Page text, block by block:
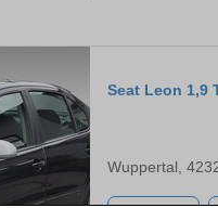
Seat Leon 1,9
Wuppertal,